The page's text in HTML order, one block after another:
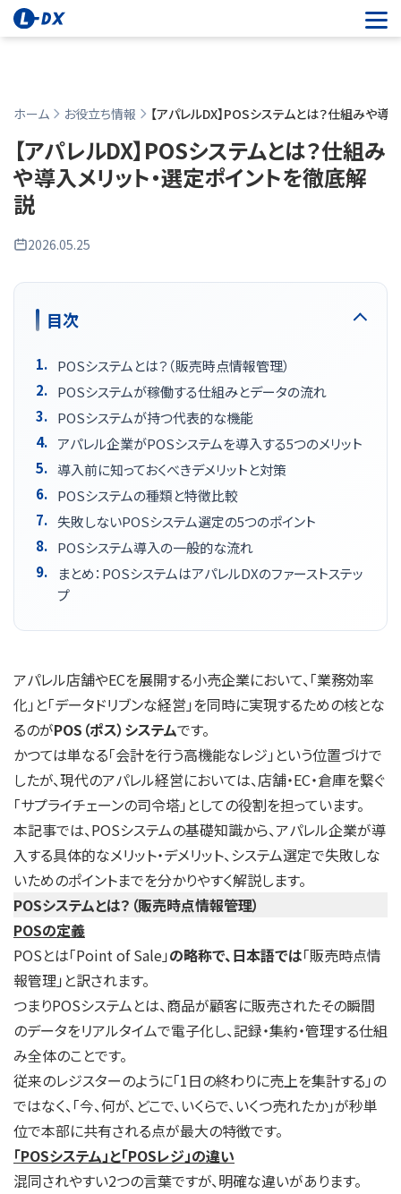
ホーム お役立ち情報 【アパレルDX】POSシステムとは？仕組みや導
【アパレルDX】POSシステムとは？仕組み
や導入メリット・選定ポイントを徹底解
説
公開日:
2026.05.25
目次
POSシステムとは？（販売時点情報管理）
POSシステムが稼働する仕組みとデータの流れ
POSシステムが持つ代表的な機能
アパレル企業がPOSシステムを導入する5つのメリット
導入前に知っておくべきデメリットと対策
POSシステムの種類と特徴比較
失敗しないPOSシステム選定の5つのポイント
POSシステム導入の一般的な流れ
まとめ：POSシステムはアパレルDXのファーストステッ
プ
アパレル店舗やECを展開する小売企業において、「業務効率
化」と「データドリブンな経営」を同時に実現するための核とな
るのがPOS（ポス）システムです。
かつては単なる「会計を行う高機能なレジ」という位置づけで
したが、現代のアパレル経営においては、店舗・EC・倉庫を繋ぐ
「サプライチェーンの司令塔」としての役割を担っています。
本記事では、POSシステムの基礎知識から、アパレル企業が導
入する具体的なメリット・デメリット、システム選定で失敗しな
いためのポイントまでを分かりやすく解説します。
POSシステムとは？（販売時点情報管理）
POSの定義
POSとは「Point of Sale」の略称で、日本語では「販売時点情
報管理」と訳されます。
つまりPOSシステムとは、商品が顧客に販売されたその瞬間
のデータをリアルタイムで電子化し、記録・集約・管理する仕組
み全体のことです。
従来のレジスターのように「1日の終わりに売上を集計する」の
ではなく、「今、何が、どこで、いくらで、いくつ売れたか」が秒単
位で本部に共有される点が最大の特徴です。
「POSシステム」と「POSレジ」の違い
混同されやすい2つの言葉ですが、明確な違いがあります。